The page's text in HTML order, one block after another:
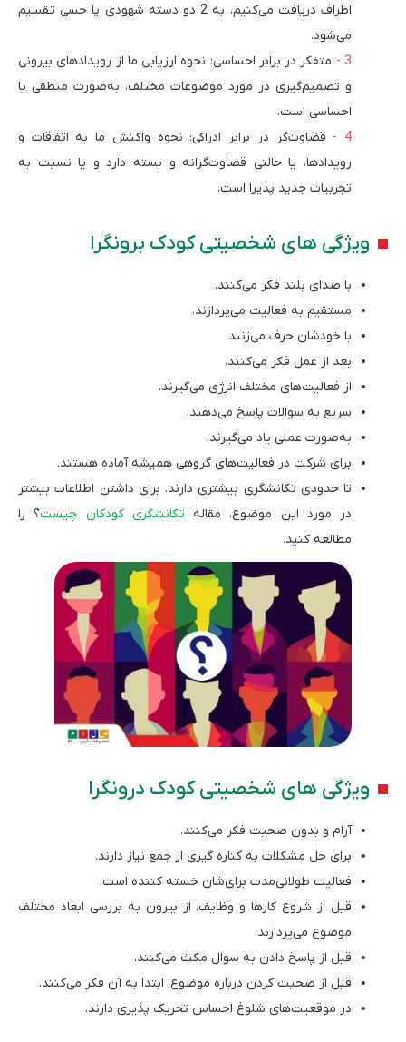
اطراف دریافت می‌کنیم، به 2 دو دسته شهودی یا حسی تقسیم
می‌شود.
متفکر در برابر احساسی: نحوه ارزیابی ما از رویدادهای بیرونی
و تصمیم­‌گیری در مورد موضوعات مختلف، به‌صورت منطقی یا
احساسی است.
قضاوت­‌گر در برابر ادراکی: نحوه واکنش ما به اتفاقات و
رویدادها، یا حالتی قضاوت­‌گرانه و بسته دارد و یا نسبت به
تجربیات جدید پذیرا است.
ویژگی ‌های شخصیتی کودک برونگرا
با صدای بلند فکر می‌کنند.
مستقیم به فعالیت می‌پردازند.
با خودشان حرف می‌زنند.
بعد از عمل فکر می‌کنند.
از فعالیت‌های مختلف انرژی می‌گیرند.
سریع به سوالات پاسخ می‌دهند.
به‌صورت عملی یاد می‌گیرند.
برای شرکت در فعالیت‌های گروهی همیشه آماده هستند.
تا حدودی تکانشگری بیشتری دارند. برای داشتن اطلاعات بیشتر
در مورد این موضوع، مقاله تکانشگری کودکان چیست؟ را
مطالعه کنید.
ویژگی ‌های شخصیتی کودک درونگرا
آرام و بدون صحبت فکر می‌کنند.
برای حل مشکلات به کناره گیری از جمع نیاز دارند.
فعالیت طولانی‌­مدت برای­‌شان خسته کننده است.
قبل از شروع کارها و وظایف، از بیرون به بررسی ابعاد مختلف
موضوع می‌پردازند.
قبل از پاسخ دادن به سوال مکث می‌کنند.
قبل از صحبت کردن درباره موضوع، ابتدا به آن فکر می‌کنند.
در موقعیت‌های شلوغ احساس تحریک پذیری دارند.